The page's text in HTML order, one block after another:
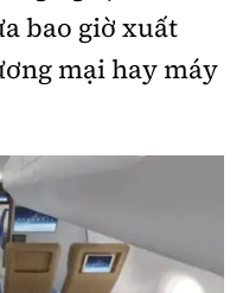
bao giờ xuất
mại hay máy